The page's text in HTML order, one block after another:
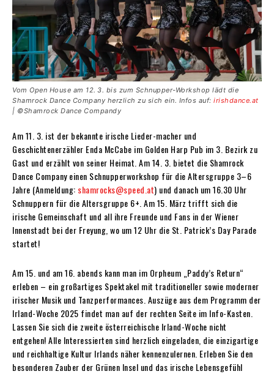
Vom Open House am 12. 3. bis zum Schnupper-Workshop lädt die
Shamrock Dance Company herzlich zu sich ein. Infos auf: irishdance.at
| ©Shamrock Dance Compandy
Am 11. 3. ist der bekannte irische Lieder-macher und
Geschichtenerzähler Enda McCabe im Golden Harp Pub im 3. Bezirk zu
Gast und erzählt von seiner Heimat. Am 14. 3. bietet die Shamrock
Dance Company einen Schnupperworkshop für die Altersgruppe 3–6
Jahre (Anmeldung: shamrocks@speed.at) und danach um 16.30 Uhr
Schnuppern für die Altersgruppe 6+. Am 15. März trifft sich die
irische Gemeinschaft und all ihre Freunde und Fans in der Wiener
Innenstadt bei der Freyung, wo um 12 Uhr die St. Patrick’s Day Parade
startet!
Am 15. und am 16. abends kann man im Orpheum „Paddy’s Return“
erleben – ein großartiges Spektakel mit traditioneller sowie moderner
irischer Musik und Tanzperformances. Auszüge aus dem Programm der
Irland-Woche 2025 findet man auf der rechten Seite im Info-Kasten.
Lassen Sie sich die zweite österreichische Irland-Woche nicht
entgehen! Alle Interessierten sind herzlich eingeladen, die einzigartige
und reichhaltige Kultur Irlands näher kennenzulernen. Erleben Sie den
besonderen Zauber der Grünen Insel und das irische Lebensgefühl